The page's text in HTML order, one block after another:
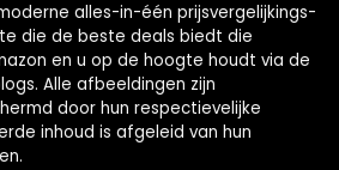
alles-in-één prijsvergelijkings-
die de beste deals biedt die
en u op de hoogte houdt via de
Alle afbeeldingen zijn
door hun respectievelijke
inhoud is afgeleid van hun